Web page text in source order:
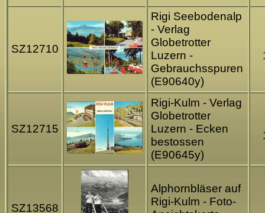
SZ12710
Rigi Seebodenalp
- Verlag
Globetrotter
Luzern -
Gebrauchsspuren
(E90640y)
SZ12715
Rigi-Kulm - Verlag
Globetrotter
Luzern - Ecken
bestossen
(E90645y)
SZ13568
Alphornbläser auf
Rigi-Kulm - Foto-